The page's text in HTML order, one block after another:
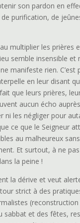
son pardon en
purification, de
multiplier les prières
semble insensible et
manifeste rien. C’est
en leur disant
que leurs prières,
aucun écho
ni les négliger pour
ce que le Seigneur
au malheureux
Et surtout, à ne
la peine !
la dérive et veut
strict à des
sabbat et des fêtes,